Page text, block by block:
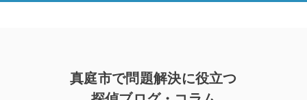
真庭市で問題解決に役立つ